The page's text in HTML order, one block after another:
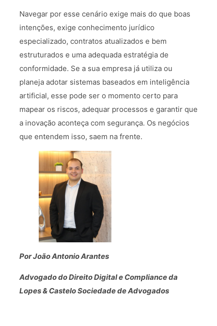
Navegar por esse cenário exige mais do que boas
intenções, exige conhecimento jurídico
especializado, contratos atualizados e bem
estruturados e uma adequada estratégia de
conformidade. Se a sua empresa já utiliza ou
planeja adotar sistemas baseados em inteligência
artificial, esse pode ser o momento certo para
mapear os riscos, adequar processos e garantir que
a inovação aconteça com segurança. Os negócios
que entendem isso, saem na frente.
Por João Antonio Arantes
Advogado do Direito Digital e Complianceda
Lopes & Castelo Sociedade de Advogados